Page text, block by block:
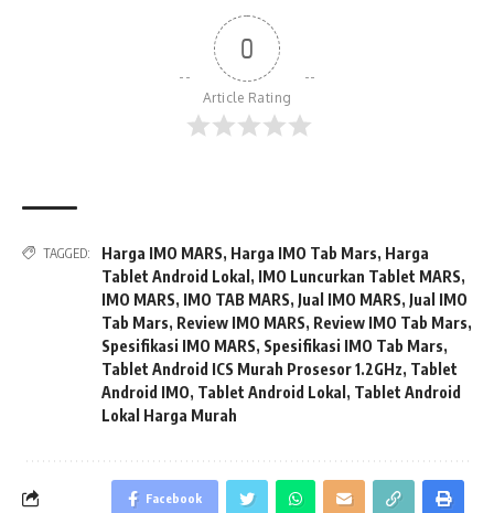
0
Article Rating
TAGGED: Harga IMO MARS, Harga IMO Tab Mars, Harga
Tablet Android Lokal , IMO Luncurkan Tablet MARS,
IMO MARS, IMO TAB MARS, Jual IMO MARS, Jual IMO
Tab Mars, Review IMO MARS, Review IMO Tab Mars,
Spesifikasi IMO MARS, Spesifikasi IMO Tab Mars,
Tablet Android ICS Murah Prosesor 1.2GHz, Tablet
Android IMO, Tablet Android Lokal , Tablet Android
Lokal Harga Murah
Facebook